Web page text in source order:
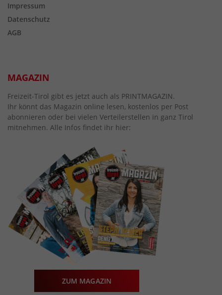
Impressum
Datenschutz
AGB
MAGAZIN
Freizeit-Tirol gibt es jetzt auch als PRINTMAGAZIN.
Ihr könnt das Magazin online lesen, kostenlos per Post
abonnieren oder bei vielen Verteilerstellen in ganz Tirol
mitnehmen. Alle Infos findet ihr hier:
ZUM MAGAZIN